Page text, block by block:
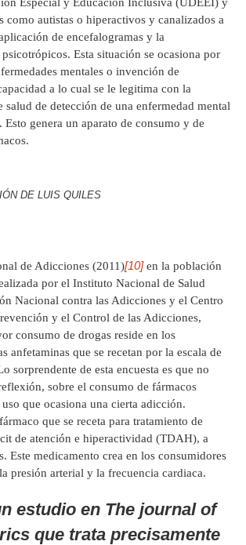
como autistas o hiperactivos y canalizados a
de encefalogramas y la
Esta situación se ocasiona por
mentales o invención de
a lo cual se le legitima con la
salud de detección de una enfermedad mental
Esto genera un aparato de consumo y de
DE LUIS QUILES
de Adicciones (2011)[10]en la población
por el Instituto Nacional de Salud
Nacional contra las Adicciones y el Centro
y el Control de las Adicciones,
consumo de drogas reside en los
anfetaminas que se recetan por la escala de
sorprendente de esta encuesta es que no
sobre el consumo de fármacos
que ocasiona una cierta adicción.
que se receta para tratamiento de
de atención e hiperactividad (TDAH), a
Este medicamento crea en los consumidores
presión arterial y la frecuencia cardiaca.
estudio en The journal of
que trata precisamente